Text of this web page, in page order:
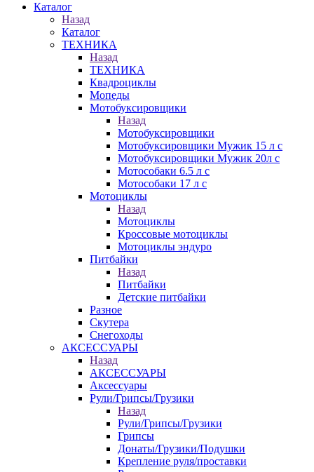
Каталог
Назад
Каталог
ТЕХНИКА
Назад
ТЕХНИКА
Квадроциклы
Мопеды
Мотобуксировщики
Назад
Мотобуксировщики
Мотобуксировщики Мужик 15 л с
Мотобуксировщики Мужик 20л с
Мотособаки 6.5 л с
Мотособаки 17 л с
Мотоциклы
Назад
Мотоциклы
Кроссовые мотоциклы
Мотоциклы эндуро
Питбайки
Назад
Питбайки
Детские питбайки
Разное
Скутера
Снегоходы
АКСЕССУАРЫ
Назад
АКСЕССУАРЫ
Аксессуары
Рули/Грипсы/Грузики
Назад
Рули/Грипсы/Грузики
Грипсы
Донаты/Грузики/Подушки
Крепление руля/проставки